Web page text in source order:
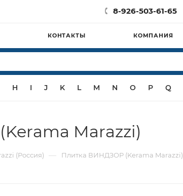
8-926-503-61-65
КОНТАКТЫ КОМПАНИЯ
H I J K L M N O P Q
Marazzi)
(Россия) — Плитка ВИНДЗОР (Kerama Marazzi)